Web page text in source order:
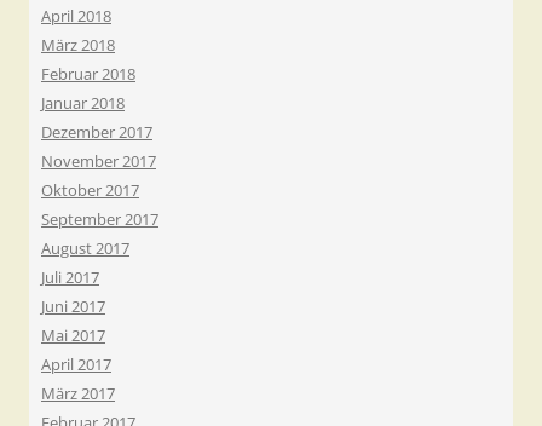
April 2018
März 2018
Februar 2018
Januar 2018
Dezember 2017
November 2017
Oktober 2017
September 2017
August 2017
Juli 2017
Juni 2017
Mai 2017
April 2017
März 2017